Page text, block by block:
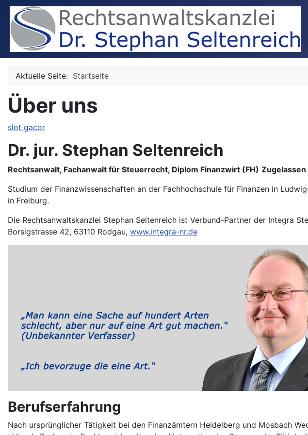
Aktuelle Seite: Startseite
Über uns
slot gacor
Dr. jur. Stephan Seltenreich
Rechtsanwalt, Fachanwalt für Steuerrecht, Diplom Finanzwirt (FH)
Studium der Finanzwissenschaften an der Fachhochschule für Finanzen in
in Freiburg.
Die Rechtsanwaltskanzlei Stephan Seltenreich ist Verbund-Partner der Integra
Borsigstrasse 42, 63110 Rodgau, www.integra-nr.de
Berufserfahrung
Nach ursprünglicher Tätigkeit bei den Finanzämtern Heidelberg und Mosbach